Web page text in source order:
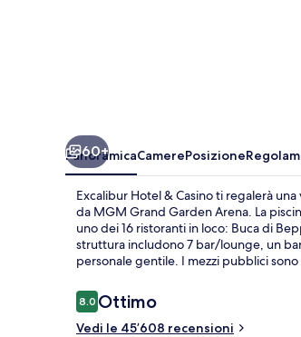
60+
PanoramicaCamerePosizione
Excalibur Hotel & Casino ti regalerà
da MGM Grand Garden Arena. La
uno dei 16 ristoranti in loco: Buca di
struttura includono 7 bar/lounge, un
personale gentile. I mezzi pubblici
Recensioni
8.08.0 su 10
Ottimo
Vedi le 45’608 recensioni